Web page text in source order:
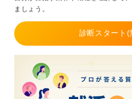
ましょう。
診断スタート(